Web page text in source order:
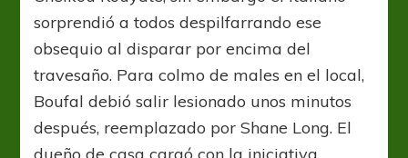
sorprendió a todos despilfarrando ese
obsequio al disparar por encima del
travesaño. Para colmo de males en el local,
Boufal debió salir lesionado unos minutos
después, reemplazado por Shane Long. El